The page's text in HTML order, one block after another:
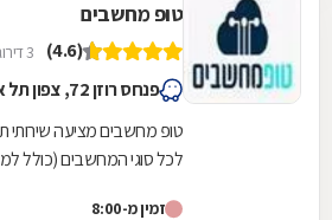
טופ מחשבים
(4.6) 3 דירוגים
פנחס רוזן 72, צפון תל אביב
טופ מחשבים מציעה שירותי
לכל סוגי המחשבים (כולל
זמין מ-8:00